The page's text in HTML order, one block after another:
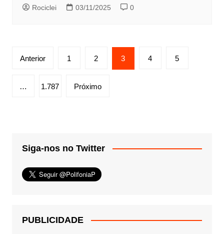
Rociclei 03/11/2025 0
Paginação
posts
Anterior 1 2 3 4 5
… 1.787 Próximo
Siga-nos no Twitter
PUBLICIDADE